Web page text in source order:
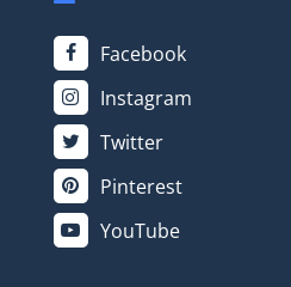
Facebook
Instagram
Twitter
Pinterest
YouTube